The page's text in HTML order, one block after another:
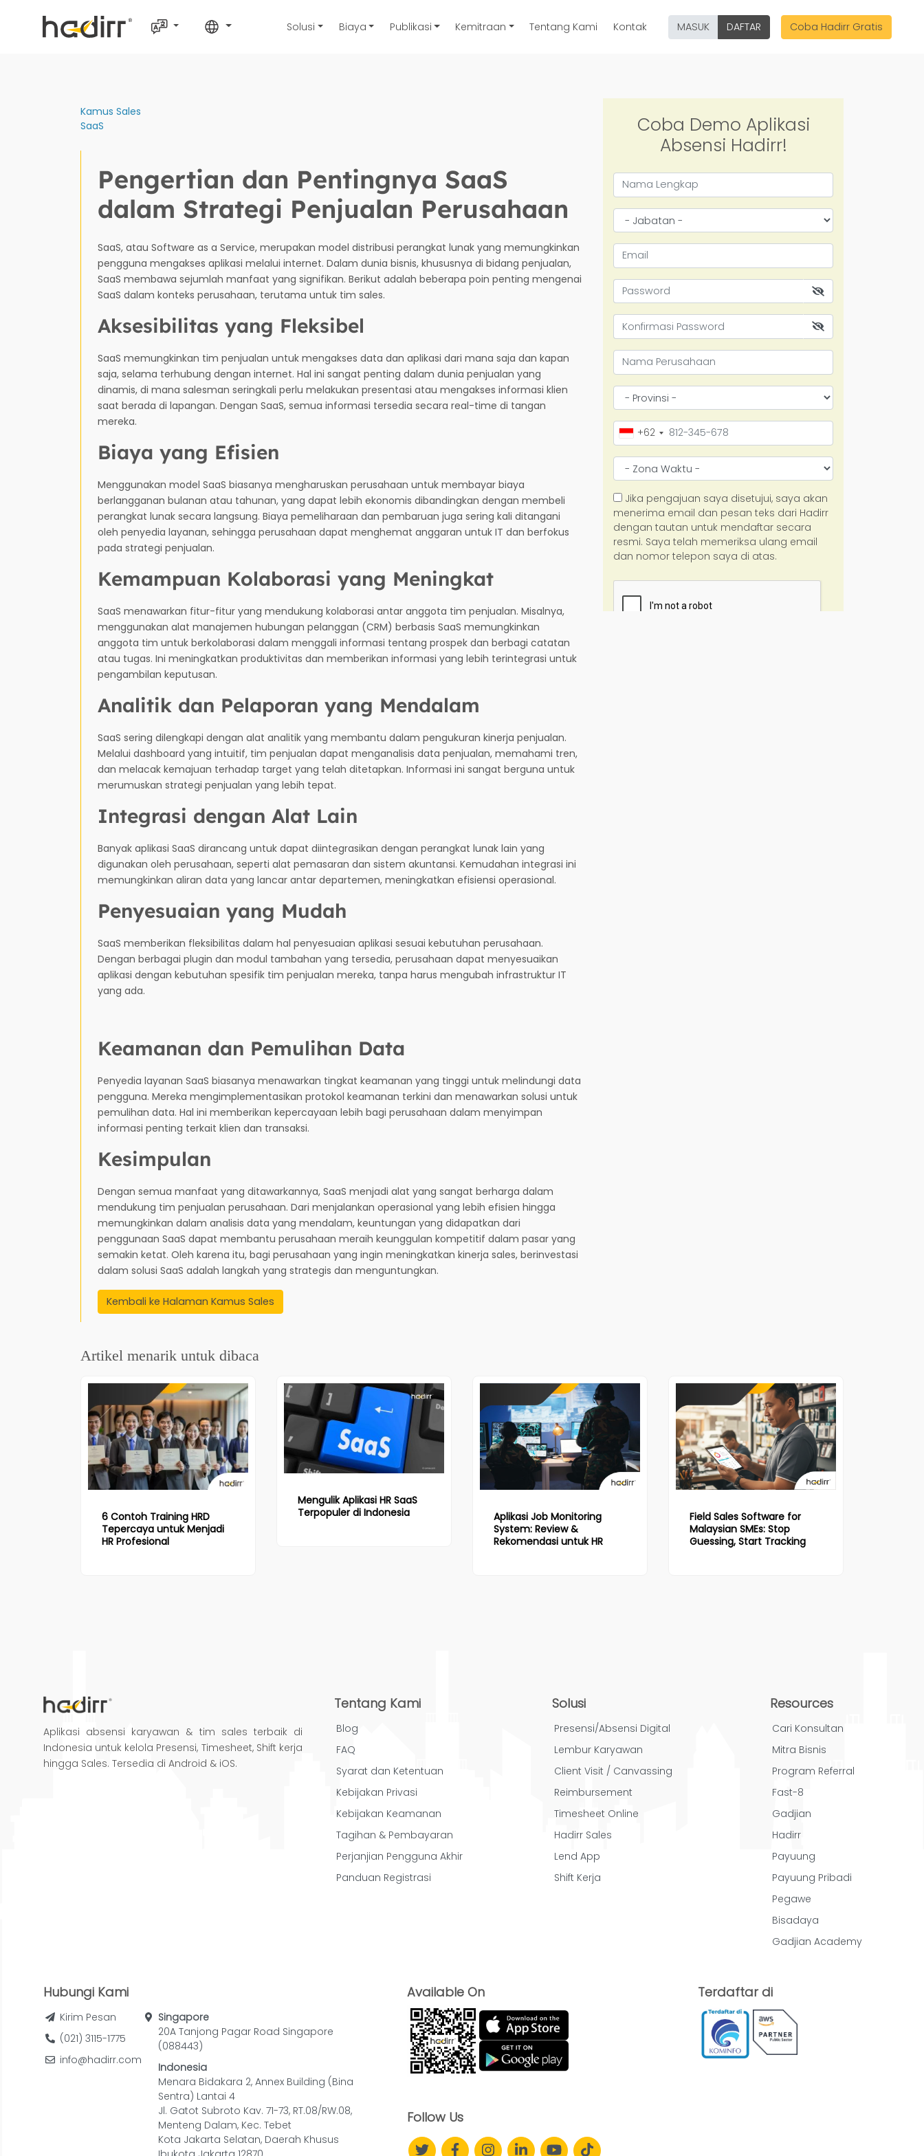
Solusi Biaya Publikasi Kemitraan Tentang Kami Kontak MASUK DAFTAR Coba Hadirr Gratis
Kamus Sales
SaaS
Pengertian dan Pentingnya SaaS
dalam Strategi Penjualan Perusahaan
SaaS, atau Software as a Service, merupakan model distribusi perangkat lunak yang memungkinkan
pengguna mengakses aplikasi melalui internet. Dalam dunia bisnis, khususnya di bidang penjualan,
SaaS membawa sejumlah manfaat yang signifikan. Berikut adalah beberapa poin penting mengenai
SaaS dalam konteks perusahaan, terutama untuk tim sales.
Aksesibilitas yang Fleksibel
SaaS memungkinkan tim penjualan untuk mengakses data dan aplikasi dari mana saja dan kapan
saja, selama terhubung dengan internet. Hal ini sangat penting dalam dunia penjualan yang
dinamis, di mana salesman seringkali perlu melakukan presentasi atau mengakses informasi klien
saat berada di lapangan. Dengan SaaS, semua informasi tersedia secara real-time di tangan
mereka.
Biaya yang Efisien
Menggunakan model SaaS biasanya mengharuskan perusahaan untuk membayar biaya
berlangganan bulanan atau tahunan, yang dapat lebih ekonomis dibandingkan dengan membeli
perangkat lunak secara langsung. Biaya pemeliharaan dan pembaruan juga sering kali ditangani
oleh penyedia layanan, sehingga perusahaan dapat menghemat anggaran untuk IT dan berfokus
pada strategi penjualan.
Kemampuan Kolaborasi yang Meningkat
SaaS menawarkan fitur-fitur yang mendukung kolaborasi antar anggota tim penjualan. Misalnya,
menggunakan alat manajemen hubungan pelanggan (CRM) berbasis SaaS memungkinkan
anggota tim untuk berkolaborasi dalam menggali informasi tentang prospek dan berbagi catatan
atau tugas. Ini meningkatkan produktivitas dan memberikan informasi yang lebih terintegrasi untuk
pengambilan keputusan.
Analitik dan Pelaporan yang Mendalam
SaaS sering dilengkapi dengan alat analitik yang membantu dalam pengukuran kinerja penjualan.
Melalui dashboard yang intuitif, tim penjualan dapat menganalisis data penjualan, memahami tren,
dan melacak kemajuan terhadap target yang telah ditetapkan. Informasi ini sangat berguna untuk
merumuskan strategi penjualan yang lebih tepat.
Integrasi dengan Alat Lain
Banyak aplikasi SaaS dirancang untuk dapat diintegrasikan dengan perangkat lunak lain yang
digunakan oleh perusahaan, seperti alat pemasaran dan sistem akuntansi. Kemudahan integrasi ini
memungkinkan aliran data yang lancar antar departemen, meningkatkan efisiensi operasional.
Penyesuaian yang Mudah
SaaS memberikan fleksibilitas dalam hal penyesuaian aplikasi sesuai kebutuhan perusahaan.
Dengan berbagai plugin dan modul tambahan yang tersedia, perusahaan dapat menyesuaikan
aplikasi dengan kebutuhan spesifik tim penjualan mereka, tanpa harus mengubah infrastruktur IT
yang ada.
Keamanan dan Pemulihan Data
Penyedia layanan SaaS biasanya menawarkan tingkat keamanan yang tinggi untuk melindungi data
pengguna. Mereka mengimplementasikan protokol keamanan terkini dan menawarkan solusi untuk
pemulihan data. Hal ini memberikan kepercayaan lebih bagi perusahaan dalam menyimpan
informasi penting terkait klien dan transaksi.
Kesimpulan
Dengan semua manfaat yang ditawarkannya, SaaS menjadi alat yang sangat berharga dalam
mendukung tim penjualan perusahaan. Dari menjalankan operasional yang lebih efisien hingga
memungkinkan dalam analisis data yang mendalam, keuntungan yang didapatkan dari
penggunaan SaaS dapat membantu perusahaan meraih keunggulan kompetitif dalam pasar yang
semakin ketat. Oleh karena itu, bagi perusahaan yang ingin meningkatkan kinerja sales, berinvestasi
dalam solusi SaaS adalah langkah yang strategis dan menguntungkan.
Kembali ke Halaman Kamus Sales
Artikel menarik untuk dibaca
6 Contoh Training HRD
Tepercaya untuk Menjadi
HR Profesional
Mengulik Aplikasi HR SaaS
Terpopuler di Indonesia
Aplikasi Job Monitoring
System: Review &
Rekomendasi untuk HR
Field Sales Software for
Malaysian SMEs: Stop
Guessing, Start Tracking
Aplikasi absensi karyawan & tim sales terbaik di
Indonesia untuk kelola Presensi, Timesheet, Shift kerja
hingga Sales. Tersedia di Android & iOS.
Tentang Kami
Blog
FAQ
Syarat dan Ketentuan
Kebijakan Privasi
Kebijakan Keamanan
Tagihan & Pembayaran
Perjanjian Pengguna Akhir
Panduan Registrasi
Solusi
Presensi/Absensi Digital
Lembur Karyawan
Client Visit / Canvassing
Reimbursement
Timesheet Online
Hadirr Sales
Lend App
Shift Kerja
Resources
Cari Konsultan
Mitra Bisnis
Program Referral
Fast-8
Gadjian
Hadirr
Payuung
Payuung Pribadi
Pegawe
Bisadaya
Gadjian Academy
Hubungi Kami
Kirim Pesan
(021) 3115-1775
info@hadirr.com
Singapore
20A Tanjong Pagar Road Singapore
(088443)
Indonesia
Menara Bidakara 2, Annex Building (Bina
Sentra) Lantai 4
Jl. Gatot Subroto Kav. 71-73, RT.08/RW.08,
Menteng Dalam, Kec. Tebet
Kota Jakarta Selatan, Daerah Khusus
Available On
Follow Us
Terdaftar di